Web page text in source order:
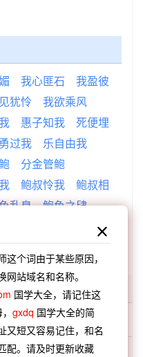
我心匪石
我盈彼
犹怜
我欲乘风
惠子知我
死便埋
过我
乐自由我
分金管鲍
鲍叔怜我
鲍叔相
乱臭 鲍鱼之肆
叔怜我成语故事
这个词由于某些原因，
网站域名和名称。
国学大全，请记住这
，gxdq 国学大全的简
又短又容易记住，和名
配。请及时更新收藏